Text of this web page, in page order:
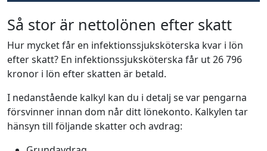
Så stor är nettolönen efter skatt
Hur mycket får en infektionssjuksköterska kvar i lön
efter skatt? En infektionssjuksköterska får ut 26 796
kronor i lön efter skatten är betald.
I nedanstående kalkyl kan du i detalj se var pengarna
försvinner innan dom når ditt lönekonto. Kalkylen tar
hänsyn till följande skatter och avdrag: